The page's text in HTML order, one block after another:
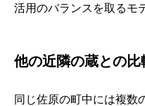
活用のバランスを取るモ
他の近隣の蔵との比
同じ佐原の町中には複数